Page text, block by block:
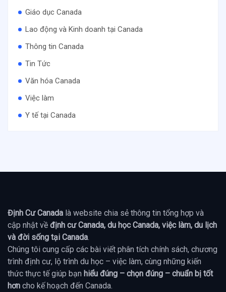
Giáo dục Canada
Lao động và Kinh doanh tại Canada
Thông tin Canada
Tin Tức
Văn hóa Canada
Việc làm
Y tế tại Canada
Định Cư Canada là website chia sẻ thông tin tổng hợp và
cập nhật về định cư Canada, du học Canada, việc làm, du lịch
và đời sống tại Canada
Chúng tôi cung cấp các bài viết phân tích chính sách, chương
trình định cư, lộ trình du học – việc làm, cùng những kiến
thức thực tế giúp bạn hiểu đúng – chọn đúng – chuẩn bị tốt
hơn cho kế hoạch đến Canada.